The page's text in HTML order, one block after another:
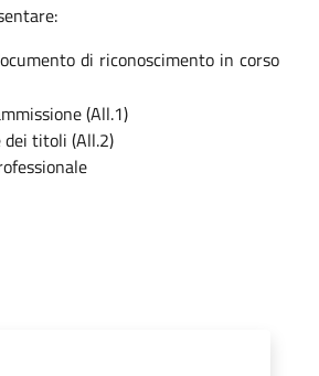
di riconoscimento in corso
(All.1)
titoli (All.2)